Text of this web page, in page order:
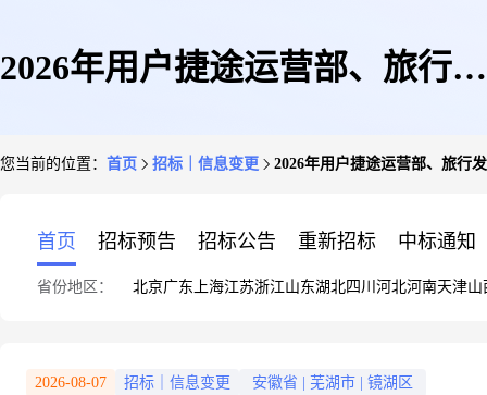
2026年用户捷途运营部、旅行发
您当前的位置： 首页 招标｜信息变更 2026年用户捷途运营部、旅行
首页 招标预告 招标公告 重新招标 中标通知
省份地区： 北京广东 上海江苏浙江山东湖北四川 河北河南天津山
2026-08-07 招标｜信息变更 安徽省 芜湖市 镜湖区